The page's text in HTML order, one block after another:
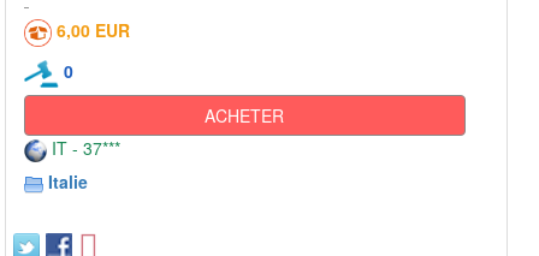
6,00 EUR
0
ACHETER
IT - 37***
Italie